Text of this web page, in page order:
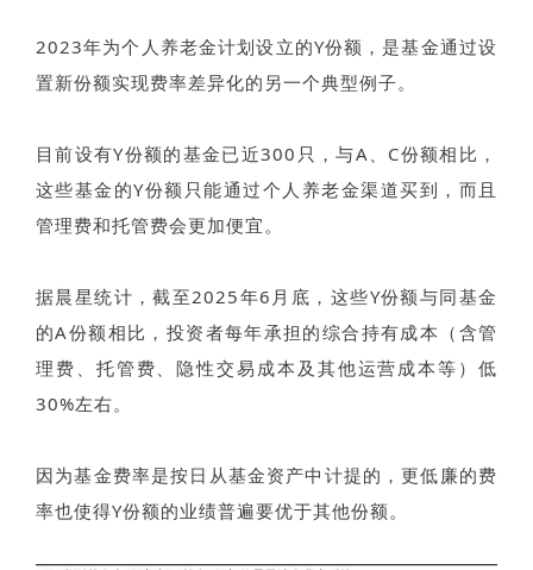
2023年为个人养老金计划设立的Y份额，是基金通过设
置新份额实现费率差异化的另一个典型例子。
目前设有Y份额的基金已近300只，与A、C份额相比，
这些基金的Y份额只能通过个人养老金渠道买到，而且
管理费和托管费会更加便宜。
据晨星统计，截至2025年6月底，这些Y份额与同基金
的A份额相比，投资者每年承担的综合持有成本（含管
理费、托管费、隐性交易成本及其他运营成本等）低
30%左右。
因为基金费率是按日从基金资产中计提的，更低廉的费
率也使得Y份额的业绩普遍要优于其他份额。